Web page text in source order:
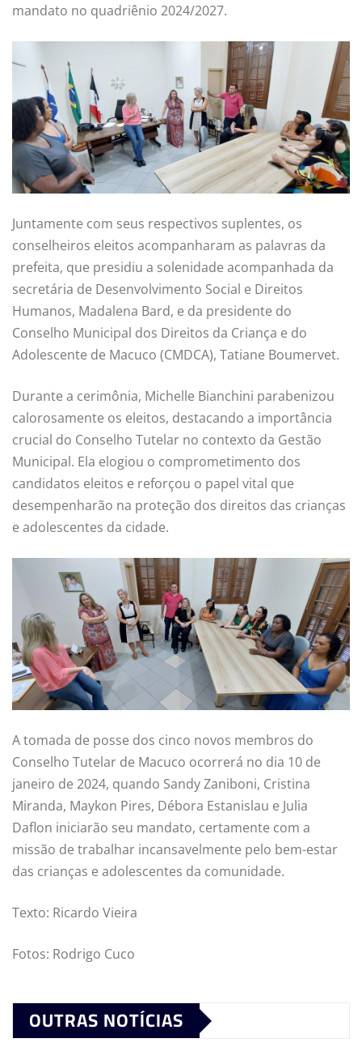
mandato no quadriênio 2024/2027.
Juntamente com seus respectivos suplentes, os
conselheiros eleitos acompanharam as palavras da
prefeita, que presidiu a solenidade acompanhada da
secretária de Desenvolvimento Social e Direitos
Humanos, Madalena Bard, e da presidente do
Conselho Municipal dos Direitos da Criança e do
Adolescente de Macuco (CMDCA), Tatiane Boumervet.
Durante a cerimônia, Michelle Bianchini parabenizou
calorosamente os eleitos, destacando a importância
crucial do Conselho Tutelar no contexto da Gestão
Municipal. Ela elogiou o comprometimento dos
candidatos eleitos e reforçou o papel vital que
desempenharão na proteção dos direitos das crianças
e adolescentes da cidade.
A tomada de posse dos cinco novos membros do
Conselho Tutelar de Macuco ocorrerá no dia 10 de
janeiro de 2024, quando Sandy Zaniboni, Cristina
Miranda, Maykon Pires, Débora Estanislau e Julia
Daflon iniciarão seu mandato, certamente com a
missão de trabalhar incansavelmente pelo bem-estar
das crianças e adolescentes da comunidade.
Texto: Ricardo Vieira
Fotos: Rodrigo Cuco
OUTRAS NOTÍCIAS